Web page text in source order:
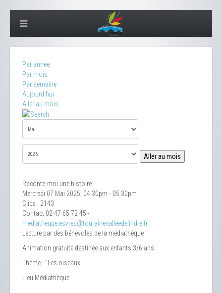
Par année
Par mois
Par semaine
Aujourd'hui
Aller au mois
Aller au mois
Raconte-moi une histoire
Mercredi 07 Mai 2025, 04:30pm - 05:30pm
Clics : 2143
Contact 02 47 65 72 45 -
mediatheque.esvres@tourainevalleedelindre.fr
Lecture par des bénévoles de la médiathèque
Animation gratuite destinée aux enfants 3/6 ans
Thème : "Les oiseaux"
Lieu Médiathèque